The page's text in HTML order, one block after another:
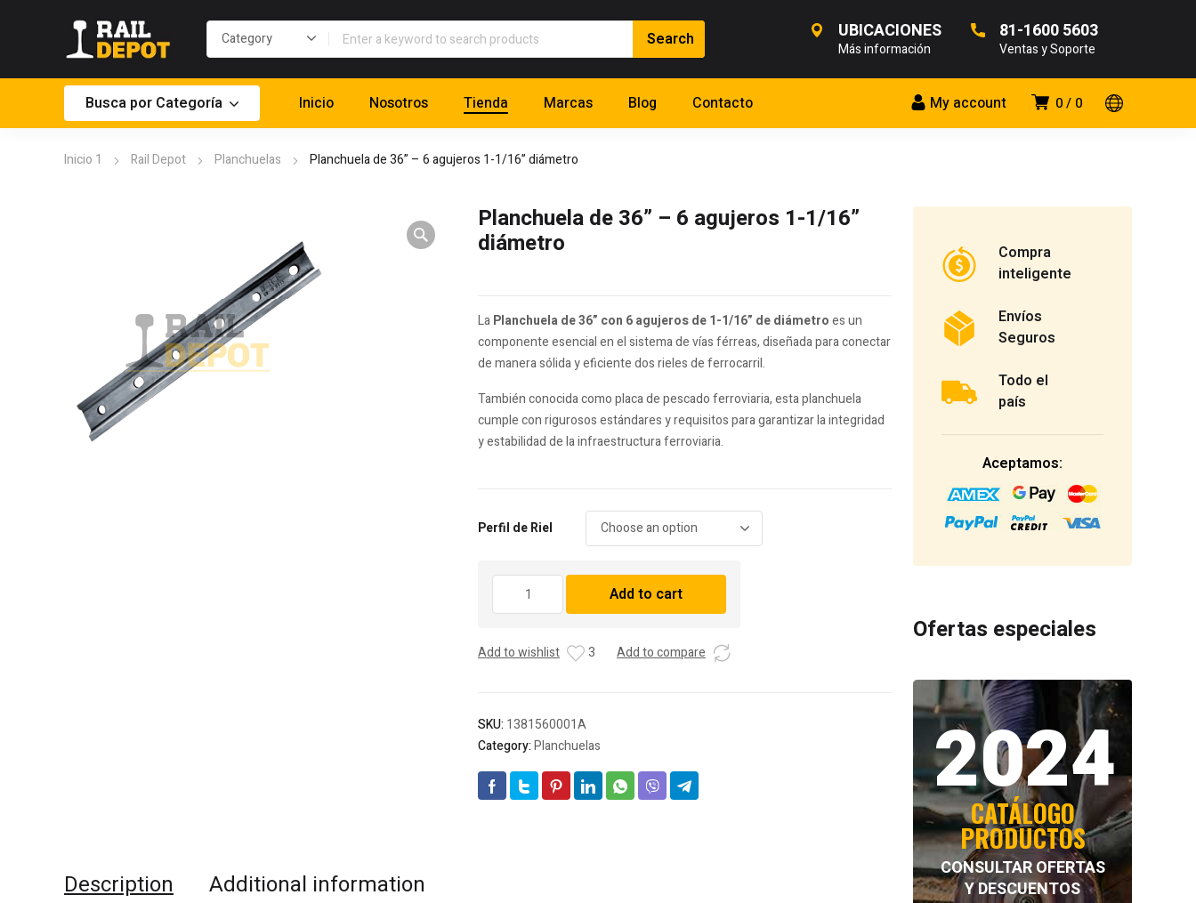
UBICACIONES
Más información
81-1600 5603
Ventas y Soporte
0 0
My account
Busca por Categoría Inicio Nosotros Tienda Marcas Blog Contacto
Inicio 1 Rail Depot Planchuelas Planchuela de 36” – 6 agujeros 1-1/16” diámetro
Planchuela de 36” – 6 agujeros 1-1/16”
diámetro
LaPlanchuela de 36” con 6 agujeros de 1-1/16” de diámetroes un
componente esencial en el sistema de vías férreas, diseñada para conectar
de manera sólida y eficiente dos rieles de ferrocarril.
También conocida como placa de pescado ferroviaria, esta planchuela
cumple con rigurosos estándares y requisitos para garantizar la integridad
y estabilidad de la infraestructura ferroviaria.
Perfil de Riel
-
6
1/16”
diámetro
Add to cart
Add to wishlist 3 Add to compare
SKU: 1381560001A
Category:Planchuelas
Description Additional information
Compra
inteligente
Envíos
Seguros
Todo el
país
Aceptamos:
Ofertas especiales
2024
CATÁLOGO
PRODUCTOS
CONSULTAR OFERTAS
Y DESCUENTOS